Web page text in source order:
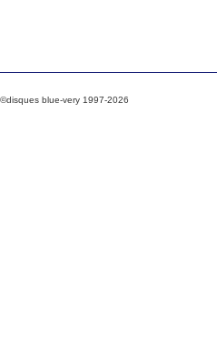
©disques blue-very 1997-2026